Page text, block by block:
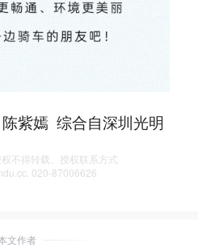
紫嫣 综合自深圳光明
不得转载、授权联系方式
020-87006626
文作者